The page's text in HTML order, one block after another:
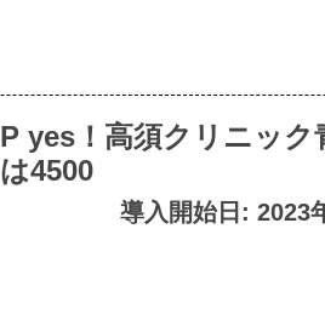
P yes！高須クリニック
は4500
導入開始日: 2023